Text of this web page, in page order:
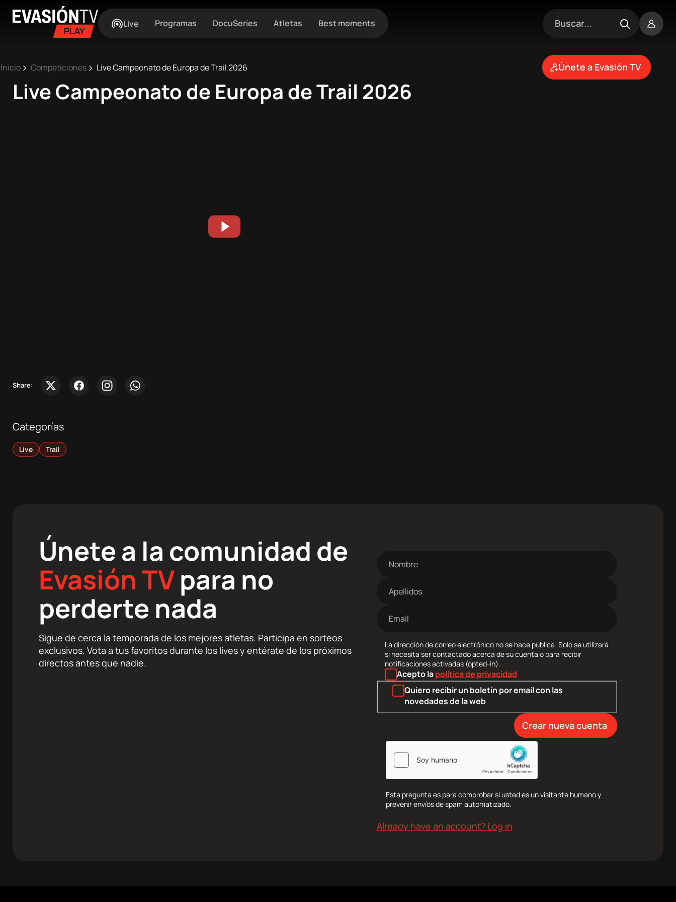
al
principal
Evasion
TV
Central
Live Programas DocuSeries Atletas Best moments
Ruta
de
Inicio Competiciones Live Campeonato de Europa de Trail 2026 Únete a Evasión TV
Live Campeonato de Europa de Trail 2026
Share:
Categorías
Live Trail
Únete a la comunidad de
Evasión TVpara no
perderte nada
Sigue de cerca la temporada de los mejores atletas. Participa en sorteos
exclusivos. Vota a tus favoritos durante los lives y entérate de los próximos
directos antes que nadie.
electrónico
La dirección de correo electrónico no se hace pública. Solo se utilizará
si necesita ser contactado acerca de su cuenta o para recibir
notificaciones activadas (opted-in).
Acepto lapolítica de privacidad
Quiero recibir un boletín por email con las
novedades de la web
Esta pregunta es para comprobar si usted es un visitante humano y
prevenir envíos de spam automatizado.
Already have an account? Log in